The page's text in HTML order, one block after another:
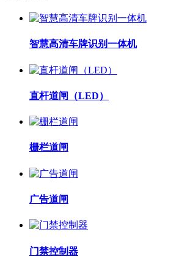
智慧高清车牌识别一体机
直杆道闸（LED）
栅栏道闸
广告道闸
门禁控制器